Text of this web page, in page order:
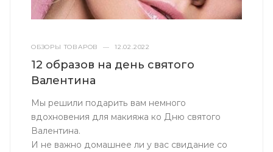
ОБЗОРЫ ТОВАРОВ — 12.02.2022
12 образов на день святого
Валентина
Мы решили подарить вам немного
вдохновения для макияжа ко Дню святого
Валентина.
И не важно домашнее ли у вас свидание со